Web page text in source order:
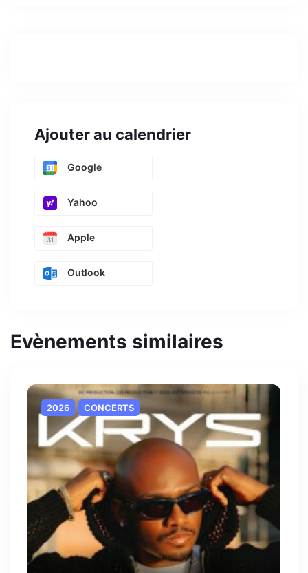
Ajouter au calendrier
Google
Yahoo
Apple
Outlook
Evènements similaires
2026 CONCERTS